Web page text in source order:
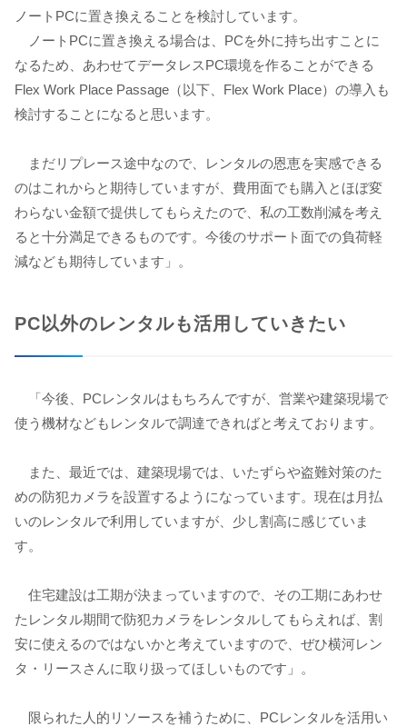
ノートPCに置き換えることを検討しています。
ノートPCに置き換える場合は、PCを外に持ち出すことに
なるため、あわせてデータレスPC環境を作ることができる
Flex Work Place Passage（以下、Flex Work Place）の導入も
検討することになると思います。
まだリプレース途中なので、レンタルの恩恵を実感できる
のはこれからと期待していますが、費用面でも購入とほぼ変
わらない金額で提供してもらえたので、私の工数削減を考え
ると十分満足できるものです。今後のサポート面での負荷軽
減なども期待しています」。
PC以外のレンタルも活用していきたい
「今後、PCレンタルはもちろんですが、営業や建築現場で
使う機材などもレンタルで調達できればと考えております。
また、最近では、建築現場では、いたずらや盗難対策のた
めの防犯カメラを設置するようになっています。現在は月払
いのレンタルで利用していますが、少し割高に感じていま
す。
住宅建設は工期が決まっていますので、その工期にあわせ
たレンタル期間で防犯カメラをレンタルしてもらえれば、割
安に使えるのではないかと考えていますので、ぜひ横河レン
タ・リースさんに取り扱ってほしいものです」。
限られた人的リソースを補うために、PCレンタルを活用い